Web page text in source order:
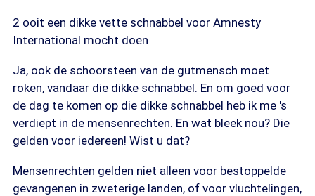
2 ooit een dikke vette schnabbel voor Amnesty
International mocht doen
Ja, ook de schoorsteen van de gutmensch moet
roken, vandaar die dikke schnabbel. En om goed voor
de dag te komen op die dikke schnabbel heb ik me 's
verdiept in de mensenrechten. En wat bleek nou? Die
gelden voor iedereen! Wist u dat?
Mensenrechten gelden niet alleen voor bestoppelde
gevangenen in zweterige landen, of voor vluchtelingen,